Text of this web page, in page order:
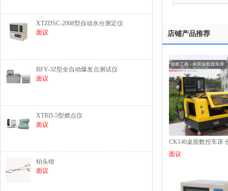
XTZDSC-2008型自动水分测定仪
面议
BFY-3Z型全自动爆发点测试仪
面议
XTRD-5型燃点仪
面议
铂头钳
面议
店铺产品推荐
CK140桌面数控车床
面议